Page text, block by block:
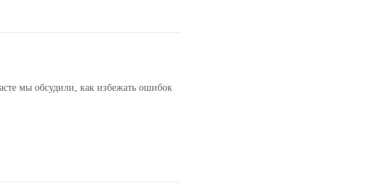
мы обсудили, как избежать ошибок